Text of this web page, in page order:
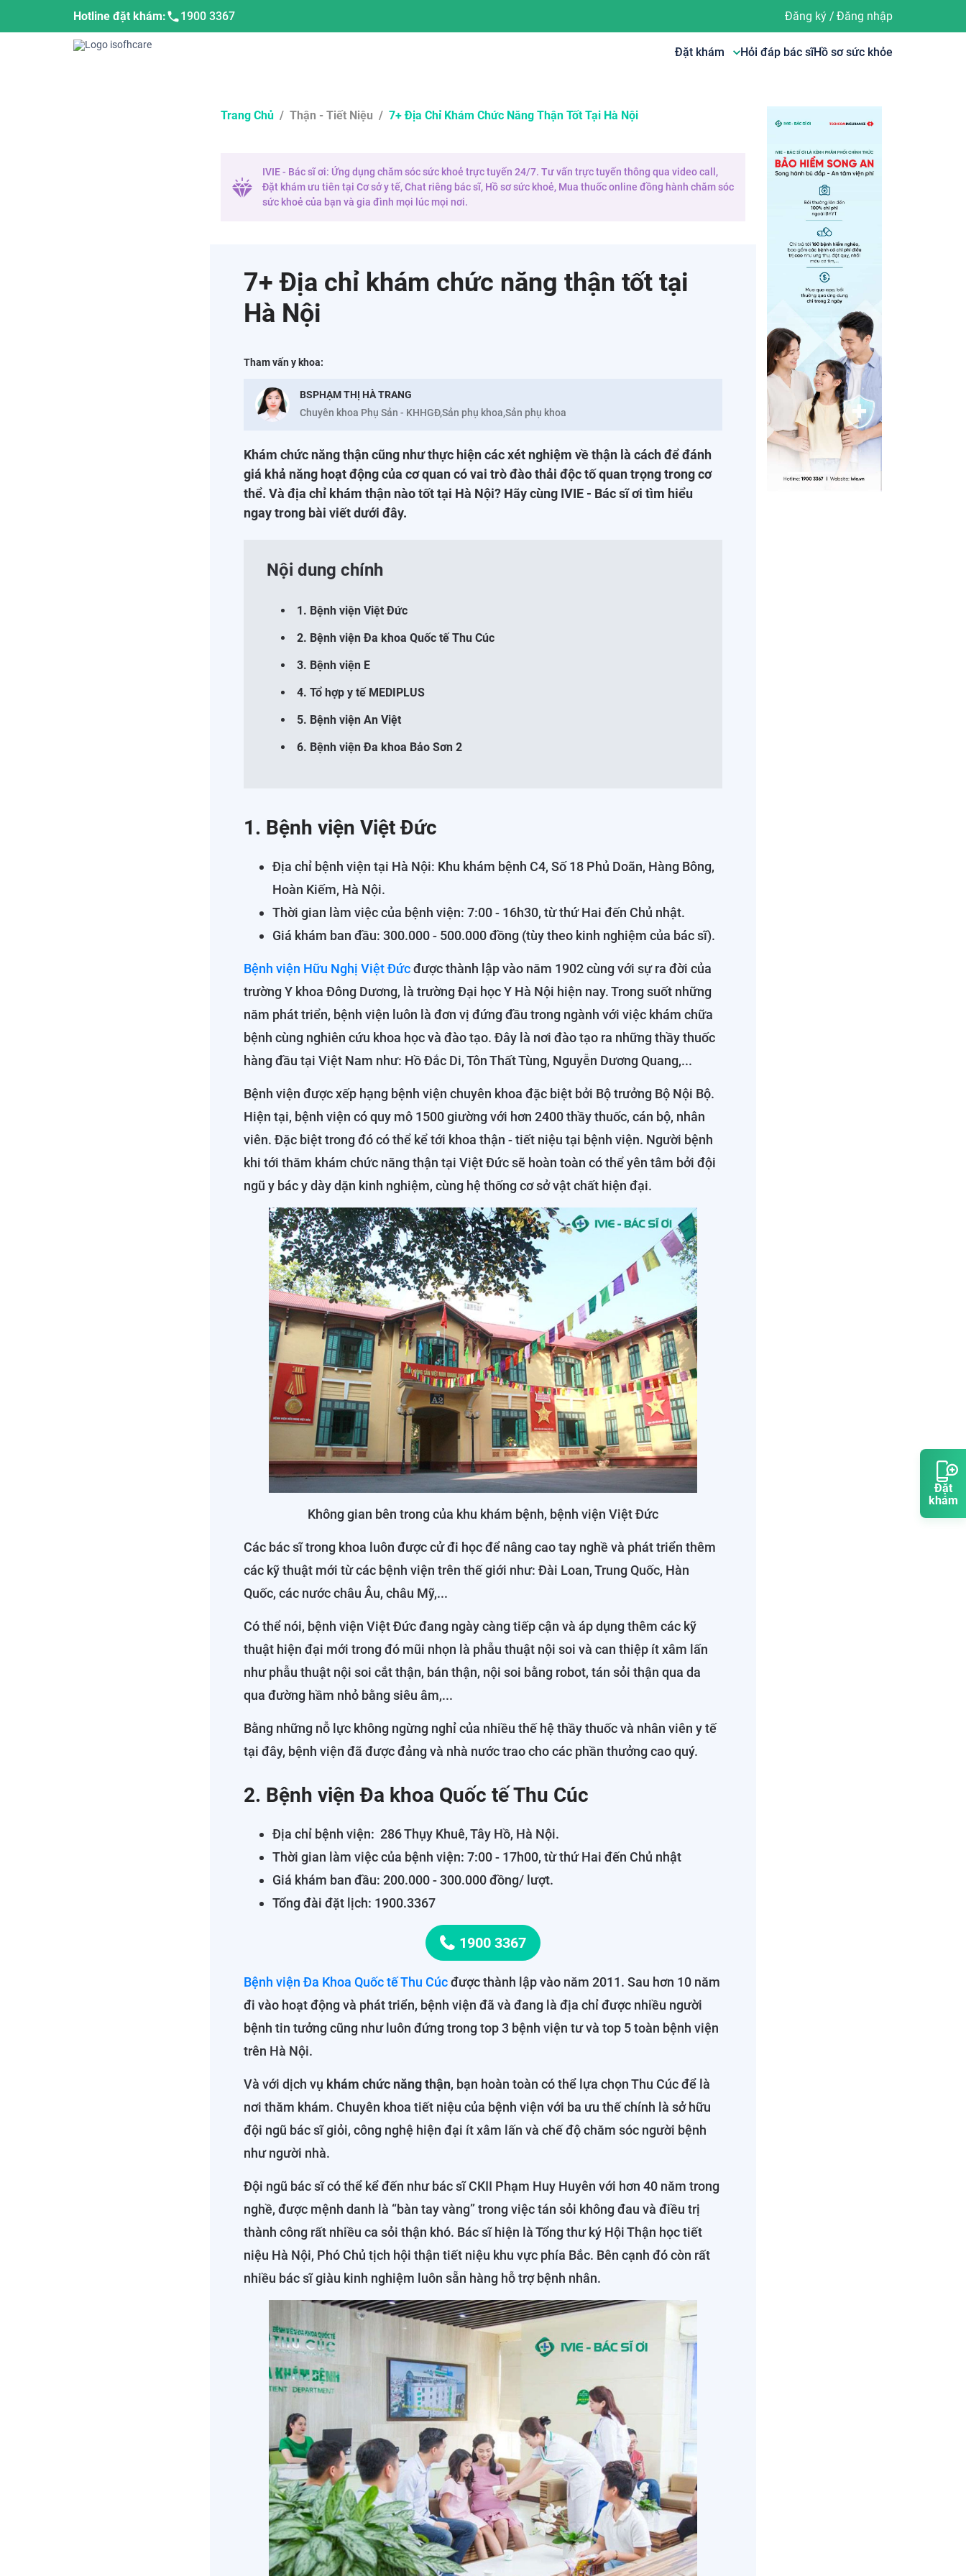
Đặt
khám
Hotline đặt khám: 1900 3367 Đăng ký/ Đăng nhập
Đặt khám Hỏi đáp bác sĩHồ sơ sức khỏe
Trang Chủ / Thận - Tiết Niệu / 7+ Địa Chỉ Khám Chức Năng Thận Tốt Tại Hà Nội
IVIE - Bác sĩ ơi: Ứng dụng chăm sóc sức khoẻ trực tuyến 24/7. Tư vấn trực tuyến thông qua video call,
Đặt khám ưu tiên tại Cơ sở y tế, Chat riêng bác sĩ, Hồ sơ sức khoẻ, Mua thuốc online đồng hành chăm sóc
sức khoẻ của bạn và gia đình mọi lúc mọi nơi.
7+ Địa chỉ khám chức năng thận tốt tại
Hà Nội
Tham vấn y khoa:
BSPHẠM THỊ HÀ TRANG
Chuyên khoa Phụ Sản - KHHGĐ,Sản phụ khoa,Sản phụ khoa
Khám chức năng thận cũng như thực hiện các xét nghiệm về thận là cách để đánh
giá khả năng hoạt động của cơ quan có vai trò đào thải độc tố quan trọng trong cơ
thể. Và địa chỉ khám thận nào tốt tại Hà Nội? Hãy cùng IVIE - Bác sĩ ơi tìm hiểu
ngay trong bài viết dưới đây.
Nội dung chính
1. Bệnh viện Việt Đức
2. Bệnh viện Đa khoa Quốc tế Thu Cúc
3. Bệnh viện E
4. Tổ hợp y tế MEDIPLUS
5. Bệnh viện An Việt
6. Bệnh viện Đa khoa Bảo Sơn 2
1. Bệnh viện Việt Đức
Địa chỉ bệnh viện tại Hà Nội: Khu khám bệnh C4, Số 18 Phủ Doãn, Hàng Bông,
Hoàn Kiếm, Hà Nội.
Thời gian làm việc của bệnh viện: 7:00 - 16h30, từ thứ Hai đến Chủ nhật.
Giá khám ban đầu: 300.000 - 500.000 đồng (tùy theo kinh nghiệm của bác sĩ).
Bệnh viện Hữu Nghị Việt Đứcđược thành lập vào năm 1902 cùng với sự ra đời của
trường Y khoa Đông Dương, là trường Đại học Y Hà Nội hiện nay. Trong suốt những
năm phát triển, bệnh viện luôn là đơn vị đứng đầu trong ngành với việc khám chữa
bệnh cùng nghiên cứu khoa học và đào tạo. Đây là nơi đào tạo ra những thầy thuốc
hàng đầu tại Việt Nam như: Hồ Đắc Di, Tôn Thất Tùng, Nguyễn Dương Quang,...
Bệnh viện được xếp hạng bệnh viện chuyên khoa đặc biệt bởi Bộ trưởng Bộ Nội Bộ.
Hiện tại, bệnh viện có quy mô 1500 giường với hơn 2400 thầy thuốc, cán bộ, nhân
viên. Đặc biệt trong đó có thể kể tới khoa thận - tiết niệu tại bệnh viện. Người bệnh
khi tới thăm khám chức năng thận tại Việt Đức sẽ hoàn toàn có thể yên tâm bởi đội
ngũ y bác y dày dặn kinh nghiệm, cùng hệ thống cơ sở vật chất hiện đại.
Không gian bên trong của khu khám bệnh, bệnh viện Việt Đức
Các bác sĩ trong khoa luôn được cử đi học để nâng cao tay nghề và phát triển thêm
các kỹ thuật mới từ các bệnh viện trên thế giới như: Đài Loan, Trung Quốc, Hàn
Quốc, các nước châu Âu, châu Mỹ,...
Có thể nói, bệnh viện Việt Đức đang ngày càng tiếp cận và áp dụng thêm các kỹ
thuật hiện đại mới trong đó mũi nhọn là phẫu thuật nội soi và can thiệp ít xâm lấn
như phẫu thuật nội soi cắt thận, bán thận, nội soi bằng robot, tán sỏi thận qua da
qua đường hầm nhỏ bằng siêu âm,...
Bằng những nỗ lực không ngừng nghỉ của nhiều thế hệ thầy thuốc và nhân viên y tế
tại đây, bệnh viện đã được đảng và nhà nước trao cho các phần thưởng cao quý.
2. Bệnh viện Đa khoa Quốc tế Thu Cúc
Địa chỉ bệnh viện: 286 Thụy Khuê, Tây Hồ, Hà Nội.
Thời gian làm việc của bệnh viện: 7:00 - 17h00, từ thứ Hai đến Chủ nhật
Giá khám ban đầu: 200.000 - 300.000 đồng/ lượt.
Tổng đài đặt lịch: 1900.3367
1900 3367
Bệnh viện Đa Khoa Quốc tế Thu Cúcđược thành lập vào năm 2011. Sau hơn 10 năm
đi vào hoạt động và phát triển, bệnh viện đã và đang là địa chỉ được nhiều người
bệnh tin tưởng cũng như luôn đứng trong top 3 bệnh viện tư và top 5 toàn bệnh viện
trên Hà Nội.
Và với dịch vụ khám chức năng thận, bạn hoàn toàn có thể lựa chọn Thu Cúc để là
nơi thăm khám. Chuyên khoa tiết niệu của bệnh viện với ba ưu thế chính là sở hữu
đội ngũ bác sĩ giỏi, công nghệ hiện đại ít xâm lấn và chế độ chăm sóc người bệnh
như người nhà.
Đội ngũ bác sĩ có thể kể đến như bác sĩ CKII Phạm Huy Huyên với hơn 40 năm trong
nghề, được mệnh danh là “bàn tay vàng” trong việc tán sỏi không đau và điều trị
thành công rất nhiều ca sỏi thận khó. Bác sĩ hiện là Tổng thư ký Hội Thận học tiết
niệu Hà Nội, Phó Chủ tịch hội thận tiết niệu khu vực phía Bắc. Bên cạnh đó còn rất
nhiều bác sĩ giàu kinh nghiệm luôn sẵn hàng hỗ trợ bệnh nhân.